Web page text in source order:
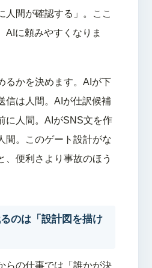
人間が確認する」。ここ
AIに頼みやすくなりま
るかを決めます。AIが下
信は人間。AIが仕訳候補
に人間。AIがSNS文を作
間。このゲート設計がな
、便利さより事故のほう
のは「設計図を描け
らの仕事では「誰かが決